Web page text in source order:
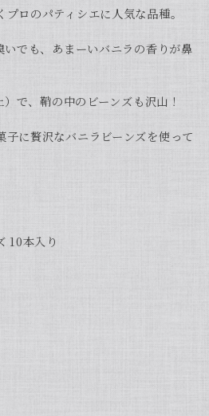
ロのパティシエに人気な品種。
でも、あまーいバニラの香りが鼻
で、鞘の中のビーンズも沢山！
子に贅沢なバニラビーンズを使って
10本入り